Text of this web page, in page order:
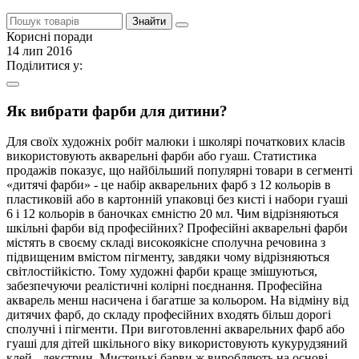
Знайти
Корисні поради
14 лип 2016
Поділитися у:
Як вибрати фарби для дитини?
Для своїх художніх робіт малюки і школярі початкових класів
використовують акварельні фарби або гуаш. Статистика
продажів показує, що найбільший популярні товари в сегменті
«дитячі фарби» - це набір акварельних фарб з 12 кольорів в
пластиковій або в картонній упаковці без кисті і набори гуаші
6 і 12 кольорів в баночках ємністю 20 мл. Чим відрізняються
шкільні фарби від професійних? Професійні акварельні фарби
містять в своєму складі високоякісне сполучна речовина з
підвищеним вмістом пігменту, завдяки чому відрізняються
світлостійкістю. Тому художні фарби краще змішуються,
забезпечуючи реалістичні колірні поєднання. Професійна
акварель менш насичена і багатше за кольором. На відміну від
дитячих фарб, до складу професійних входять більш дорогі
сполучні і пігменти. При виготовленні акварельних фарб або
гуаші для дітей шкільного віку використовують кукурудзяний